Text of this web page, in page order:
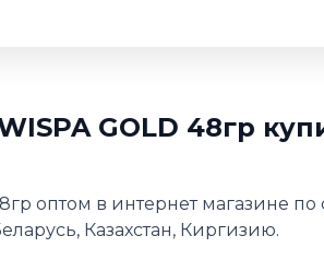
GOLD 48гр
оптом в интернет магазине
Казахстан, Киргизию.